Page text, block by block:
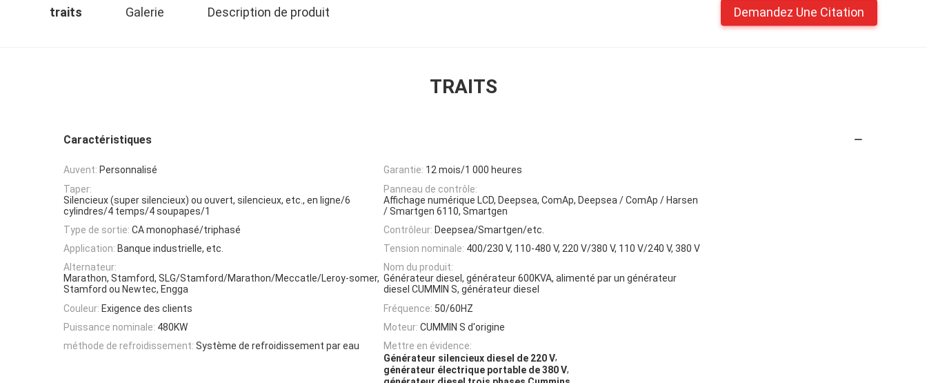
traits Galerie Description de produit Demandez Une Citation
TRAITS
Caractéristiques
Auvent: Personnalisé Garantie: 12 mois/1 000 heures
Taper:
Silencieux (super silencieux) ou ouvert, silencieux, etc., en ligne/6
cylindres/4 temps/4 soupapes/1
Panneau de contrôle:
Affichage numérique LCD, Deepsea, ComAp, Deepsea / ComAp / Harsen
/ Smartgen 6110, Smartgen
Type de sortie: CA monophasé/triphasé Contrôleur: Deepsea/Smartgen/etc.
Application: Banque industrielle, etc. Tension nominale: 400/230 V, 110-480 V, 220 V/380 V, 110 V/240 V, 380 V
Alternateur:
Marathon, Stamford, SLG/Stamford/Marathon/Meccatle/Leroy-somer,
Stamford ou Newtec, Engga
Nom du produit:
Générateur diesel, générateur 600KVA, alimenté par un générateur
diesel CUMMIN S, générateur diesel
Couleur: Exigence des clients Fréquence: 50/60HZ
Puissance nominale: 480KW Moteur: CUMMIN S d'origine
méthode de refroidissement: Système de refroidissement par eau
Mettre en évidence:
Générateur silencieux diesel de 220 V,
générateur électrique portable de 380 V,